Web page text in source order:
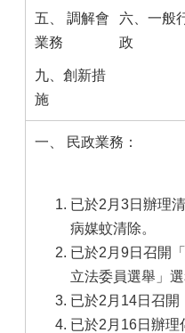
五、 調解會
業務
六、一般
政
九、創新措
施
一、 民政業務：
已於2月3日辦理
病媒蚊清除。
已於2月9日召開
立法委員選舉」
已於2月14日召開
已於2月16日辦理